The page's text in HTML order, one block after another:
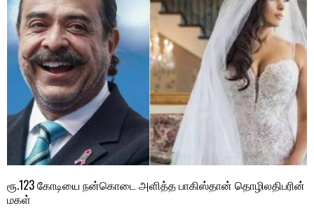
ரூ.123 கோடியை நன்கொடை அளித்த பாகிஸ்தான் தொழிலதிபரின்
மகள்